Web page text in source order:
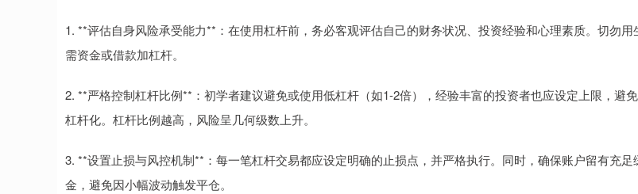
1. **评估自身风险承受能力**：在使用杠杆前，务必客观评估自己的财务状况、投资经验和心理素质。切勿用
需资金或借款加杠杆。
2. **严格控制杠杆比例**：初学者建议避免或使用低杠杆（如1-2倍），经验丰富的投资者也应设定上限，避
杠杆化。杠杆比例越高，风险呈几何级数上升。
3. **设置止损与风控机制**：每一笔杠杆交易都应设定明确的止损点，并严格执行。同时，确保账户留有充足
金，避免因小幅波动触发平仓。